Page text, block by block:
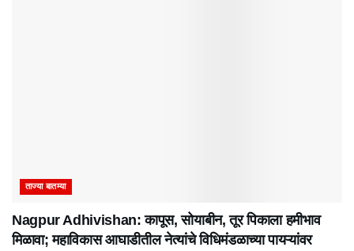
ताज्या बातम्या
Nagpur Adhivishan: कापूस, सोयाबीन, तूर पिकाला हमीभाव
मिळावा; महाविकास आघाडीतील नेत्यांचे विधिमंडळाच्या पायऱ्यांवर